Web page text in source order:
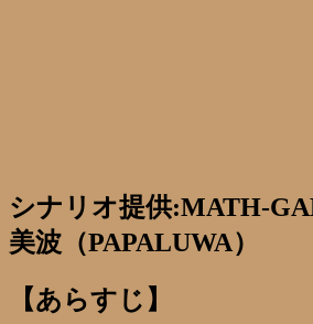
シナリオ提供:MATH-
美波（PAPALUWA）
【あらすじ】